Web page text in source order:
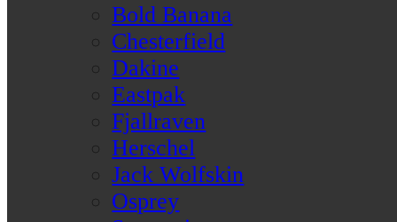
Bold Banana
Chesterfield
Dakine
Eastpak
Fjallraven
Herschel
Jack Wolfskin
Osprey